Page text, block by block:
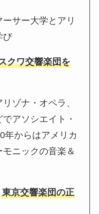
サー大学とアリ
び
クワ交響楽団を
ゾナ・オペラ、
アソシエイト・
年からはアメリカ
ニックの音楽＆
東京交響楽団の正